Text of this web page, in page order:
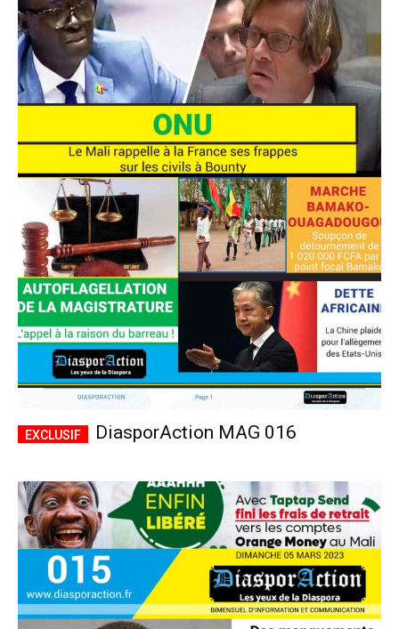
DiasporAction MAG 016